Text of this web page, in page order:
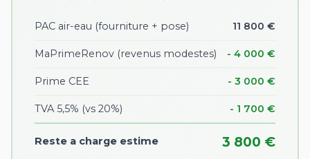
PAC air-eau (fourniture + pose) 11 800 €
MaPrimeRenov (revenus modestes) - 4 000 €
Prime CEE - 3 000 €
TVA 5,5% (vs 20%) - 1 700 €
Reste a charge estime 3 800 €